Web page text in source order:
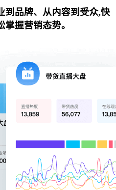
到品牌、从内容到受众,快
握营销态势。